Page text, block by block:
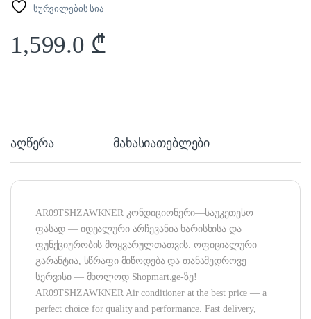
სურვილების სია
1,599.0 ₾
აღწერა მახასიათებლები
AR09TSHZAWKNER კონდიციონერი—საუკეთესო
ფასად — იდეალური არჩევანია ხარისხისა და
ფუნქციურობის მოყვარულთათვის. ოფიციალური
გარანტია, სწრაფი მიწოდება და თანამედროვე
სერვისი — მხოლოდ Shopmart.ge-ზე!
AR09TSHZAWKNER Air conditioner at the best price — a
perfect choice for quality and performance. Fast delivery,